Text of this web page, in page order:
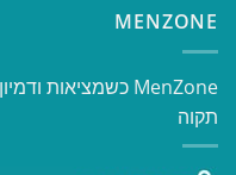
MENZONE
תקוה